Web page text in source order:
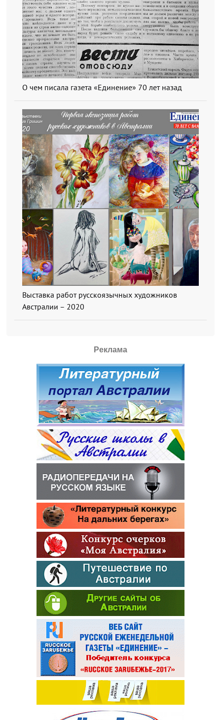
О чем писала газета «Единение» 70 лет назад
Выставка работ русскоязычных художников
Австралии – 2020
Реклама